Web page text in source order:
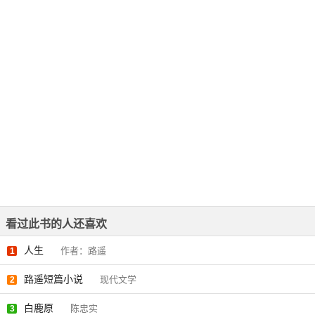
看过此书的人还喜欢
1 人生 作者：路遥
2 路遥短篇小说 现代文学
3 白鹿原 陈忠实